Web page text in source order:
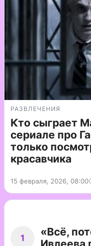
РАЗВЛЕЧЕНИЯ
Кто сыграет
сериале про
только
красавчика
15 февраля, 2026, 08:00
1
«Всё,